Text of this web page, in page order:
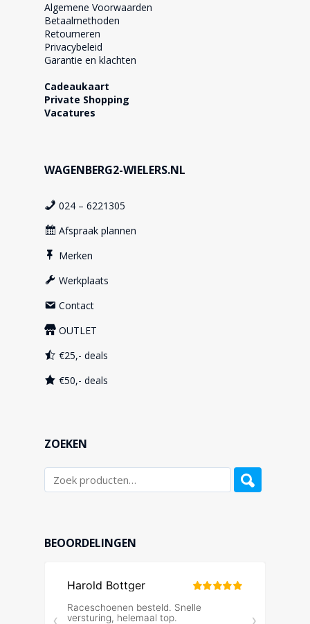
Algemene Voorwaarden
Betaalmethoden
Retourneren
Privacybeleid
Garantie en klachten
Cadeaukaart
Private Shopping
Vacatures
WAGENBERG2-WIELERS.NL
024 – 6221305
Afspraak plannen
Merken
Werkplaats
Contact
OUTLET
€25,- deals
€50,- deals
ZOEKEN
BEOORDELINGEN